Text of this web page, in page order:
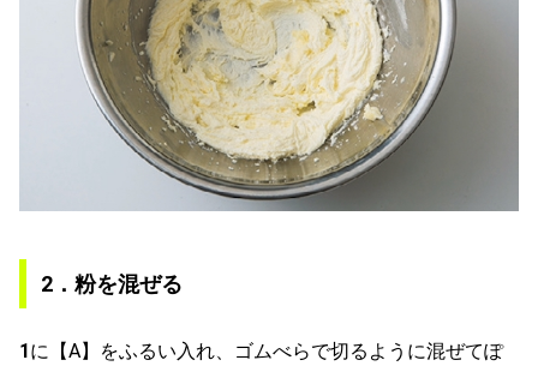
2．粉を混ぜる
1に【A】をふるい入れ、ゴムべらで切るように混ぜてぽ